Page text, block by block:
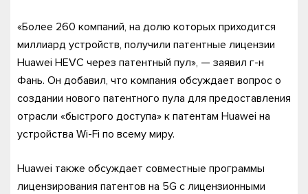
«Более 260 компаний, на долю которых приходится
миллиард устройств, получили патентные лицензии
Huawei HEVC через патентный пул», — заявил г-н
Фань. Он добавил, что компания обсуждает вопрос о
создании нового патентного пула для предоставления
отрасли «быстрого доступа» к патентам Huawei на
устройства Wi-Fi по всему миру.
Huawei также обсуждает совместные программы
лицензирования патентов на 5G с лицензионными